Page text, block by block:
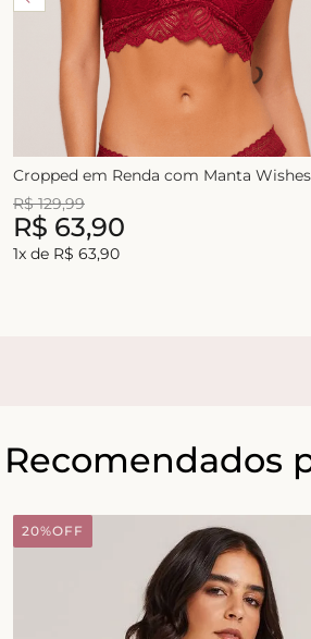
Cropped em Renda com Manta Wishes
R$ 129,99
R$ 63,90
1x de R$ 63,90
Recomendados
20%OFF